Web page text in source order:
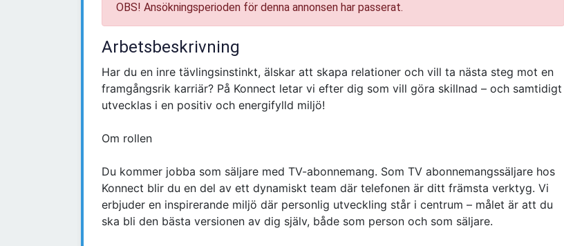
OBS! Ansökningsperioden för denna annonsen har passerat.
Arbetsbeskrivning
Har du en inre tävlingsinstinkt, älskar att skapa relationer och vill ta nästa steg mot en
framgångsrik karriär? På Konnect letar vi efter dig som vill göra skillnad – och samtidigt
utvecklas i en positiv och energifylld miljö!
Om rollen
Du kommer jobba som säljare med TV-abonnemang. Som TV abonnemangssäljare hos
Konnect blir du en del av ett dynamiskt team där telefonen är ditt främsta verktyg. Vi
erbjuder en inspirerande miljö där personlig utveckling står i centrum – målet är att du
ska bli den bästa versionen av dig själv, både som person och som säljare.